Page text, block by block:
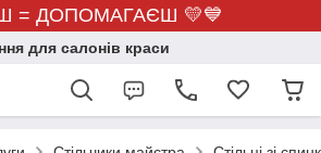
= ДОПОМАГАЄШ 💛💙
для салонів краси